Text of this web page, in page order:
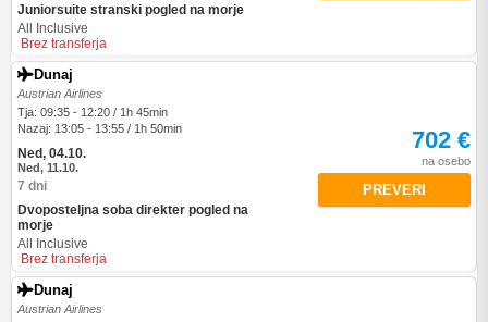
Juniorsuite stranski pogled na morje
All Inclusive
Brez transferja
Dunaj
Austrian Airlines
Tja: 09:35 - 12:20 / 1h 45min
Nazaj: 13:05 - 13:55 / 1h 50min
Ned, 04.10.
Ned, 11.10.
7 dni
Dvoposteljna soba direkter pogled na
morje
All Inclusive
Brez transferja
702 €
na osebo
PREVERI
Dunaj
Austrian Airlines